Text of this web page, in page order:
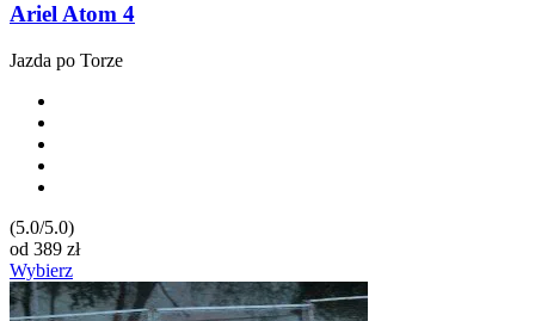
Ariel Atom 4
Jazda po Torze
(5.0/5.0)
od 389 zł
Wybierz